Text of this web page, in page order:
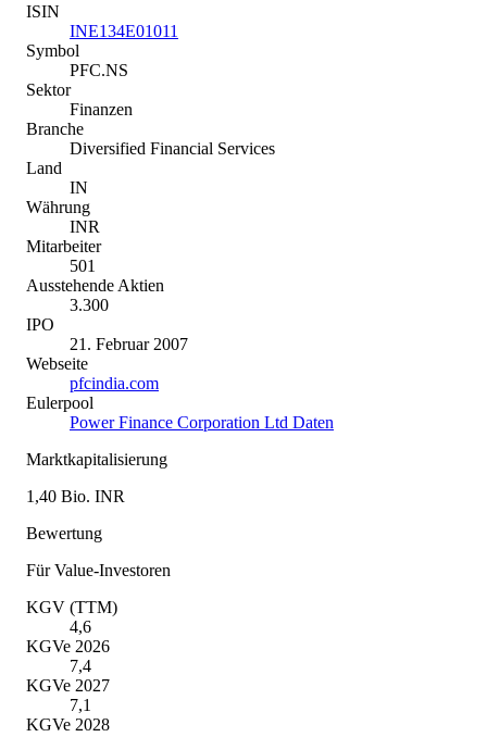
ISIN
INE134E01011
Symbol
PFC.NS
Sektor
Finanzen
Branche
Diversified Financial Services
Land
IN
Währung
INR
Mitarbeiter
501
Ausstehende Aktien
3.300
IPO
21. Februar 2007
Webseite
pfcindia.com
Eulerpool
Power Finance Corporation Ltd Daten
Marktkapitalisierung
1,40 Bio. INR
Bewertung
Für Value-Investoren
KGV (TTM)
4,6
KGVe 2026
7,4
KGVe 2027
7,1
KGVe 2028